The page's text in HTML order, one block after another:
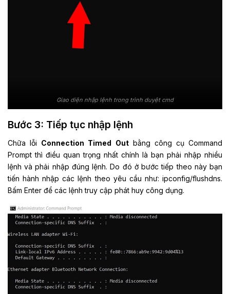
Giao diện nhập lệnh trong trình duyệt cmd
Bước 3: Tiếp tục nhập lệnh
Chữa lỗi Connection Timed Outbằng công cụ Command
Prompt thì điều quan trọng nhất chính là bạn phải nhập nhiều
lệnh và phải nhập đúng lệnh. Do đó ở bước tiếp theo này bạn
tiến hành nhập các lệnh theo yêu cầu như: ipconfig/flushdns.
Bấm Enter để các lệnh truy cập phát huy công dụng.